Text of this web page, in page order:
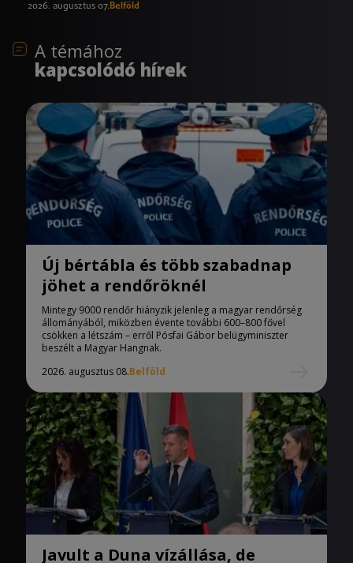
2026. augusztus 07.Belföld
A témához
kapcsolódó hírek
Új bértábla és több szabadnap
jöhet a rendőröknél
Mintegy 9000 rendőr hiányzik jelenleg a magyar rendőrség
állományából, miközben évente további 600–800 fővel
csökken a létszám – erről Pósfai Gábor belügyminiszter
beszélt a Magyar Hangnak.
2026. augusztus 08.Belföld
Javult a Duna vízállása, de